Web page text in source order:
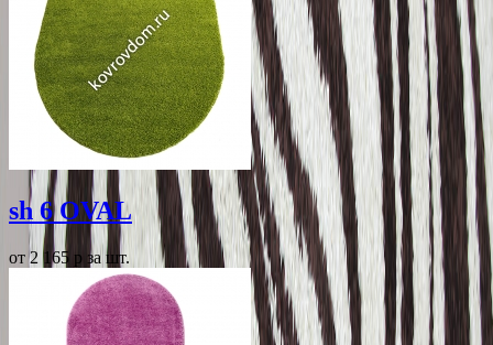
sh 6 OVAL
от 2 165 p за шт.